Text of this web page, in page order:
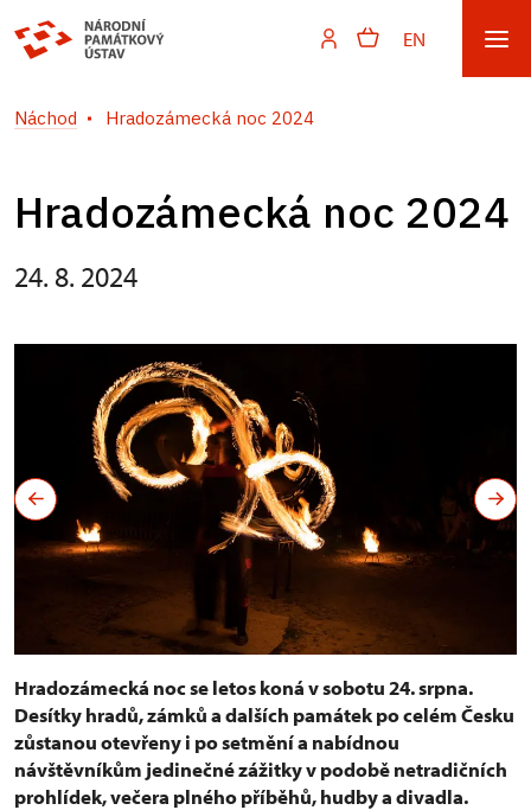
EN
Náchod Hradozámecká noc 2024
Hradozámecká noc 2024
24. 8. 2024
Hradozámecká noc se letos koná v sobotu 24. srpna.
Desítky hradů, zámků a dalších památek po celém Česku
zůstanou otevřeny i po setmění a nabídnou
návštěvníkům jedinečné zážitky v podobě netradičních
prohlídek, večera plného příběhů, hudby a divadla.